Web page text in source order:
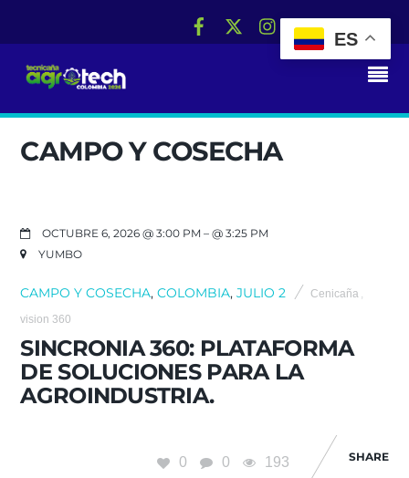
CAMPO Y COSECHA
OCTUBRE 6, 2026 @ 3:00 PM– @ 3:25 PM
YUMBO
CAMPO Y COSECHA,COLOMBIA,JULIO 2 Cenicaña
vision 360
SINCRONIA 360: PLATAFORMA
DE SOLUCIONES PARA LA
AGROINDUSTRIA.
0 0 193 SHARE
ES